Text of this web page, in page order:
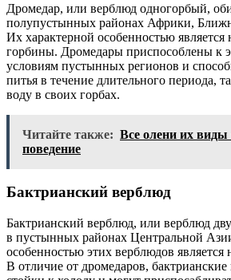
Дромедар, или верблюд одногорбый,
полупустынных районах Африки,
Их характерной особенностью
горбины. Дромедары приспособлены к
условиям пустынных регионов и
питья в течение длительного периода,
воду в своих горбах.
Читайте также: Все олени их виды
поведение
Бактрианский верблюд
Бактрианский верблюд, или верблюд
в пустынных районах Центральной
особенностью этих верблюдов является
В отличие от дромедаров,